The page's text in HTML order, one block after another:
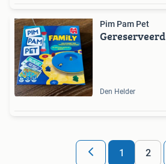
Pim Pam Pet
Gereserveerd
Den Helder
1 2